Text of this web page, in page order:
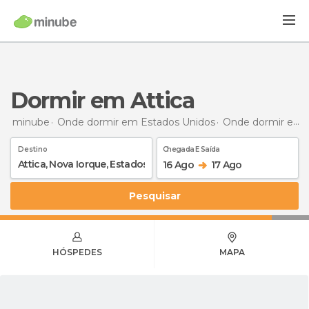
Dormir em Attica
minube Onde dormir em Estados Unidos Onde dormir em Nova York
Destino Chegada E Saída
16 Ago 17 Ago
Pesquisar
HÓSPEDES MAPA